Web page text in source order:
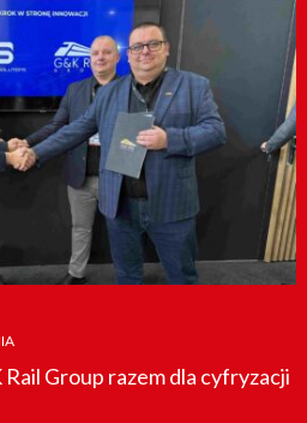
Rail Group razem dla cyfryzacji